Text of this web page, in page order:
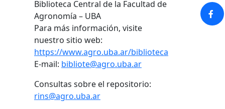
Biblioteca Central de la Facultad de
Agronomía – UBA
Para más información, visite
nuestro sitio web:
https://www.agro.uba.ar/biblioteca
E-mail: bibliote@agro.uba.ar
Consultas sobre el repositorio:
rins@agro.uba.ar